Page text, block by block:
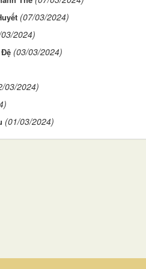
(07/03/2024)
2024)
(03/03/2024)
03/2024)
(01/03/2024)